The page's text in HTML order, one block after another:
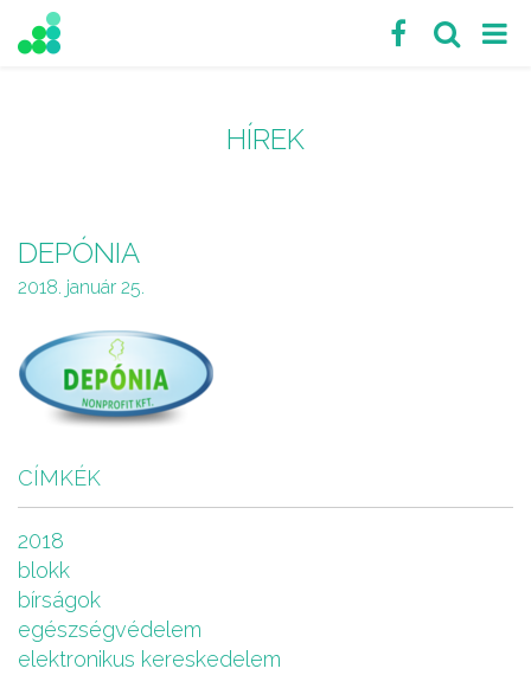
HÍREK
DEPÓNIA
2018. január 25.
CÍMKÉK
2018
blokk
bírságok
egészségvédelem
elektronikus kereskedelem